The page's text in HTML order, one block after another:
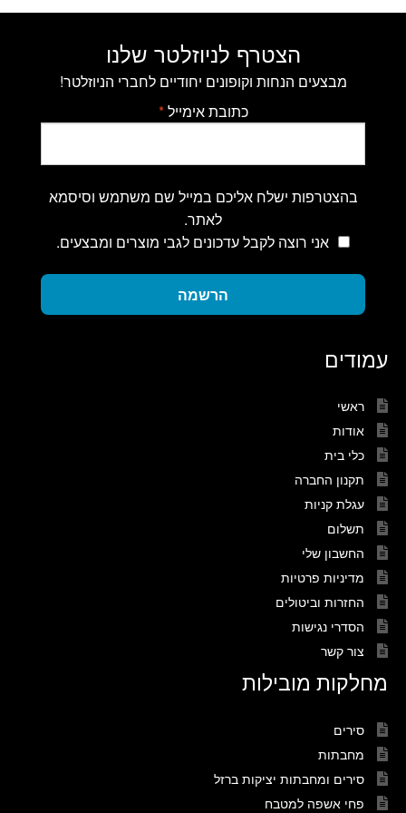
הצטרף לניוזלטר שלנו
מבצעים הנחות וקופונים יחודיים לחברי הניוזלטר!
כתובת אימייל*
בהצטרפות ישלח אליכם במייל שם משתמש וסיסמא
לאתר.
אני רוצה לקבל עדכונים לגבי מוצרים ומבצעים.
הרשמה
עמודים
ראשי
אודות
כלי בית
תקנון החברה
עגלת קניות
תשלום
החשבון שלי
מדיניות פרטיות
החזרות וביטולים
הסדרי נגישות
צור קשר
מחלקות מובילות
סירים
מחבתות
סירים ומחבתות יציקות ברזל
פחי אשפה למטבח